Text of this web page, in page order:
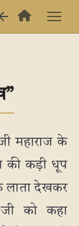
महाराज के
की कड़ी धूप
लाता देखकर
जी को कहा